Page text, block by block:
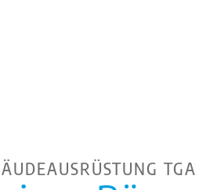
TGA